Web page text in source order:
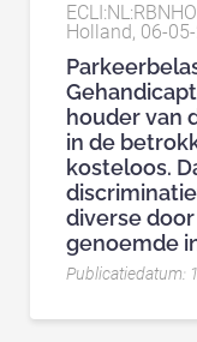
Holland, 06-
houder van
in de
kosteloos.
diverse
genoemde
Publicatiedatum: